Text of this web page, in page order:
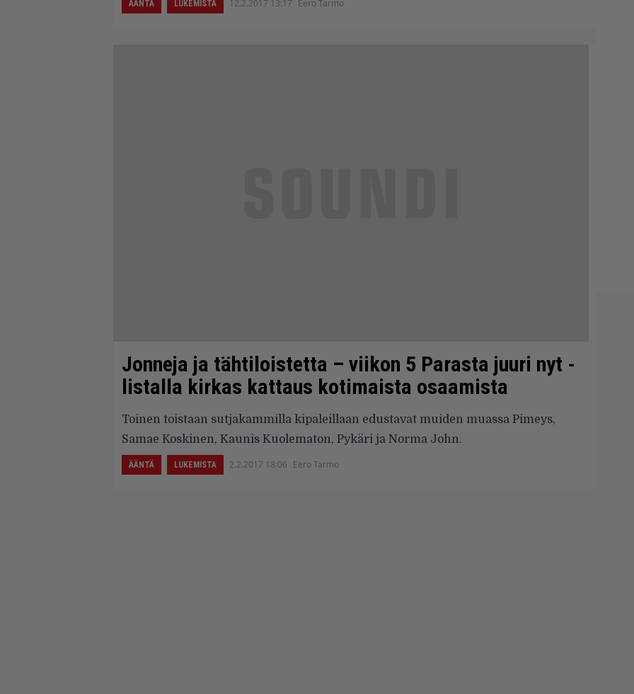
ÄÄNTÄ LUKEMISTA 12.2.2017 13:17 Eero Tarmo
Jonneja ja tähtiloistetta – viikon 5 Parasta juuri nyt -
listalla kirkas kattaus kotimaista osaamista
Toinen toistaan sutjakammilla kipaleillaan edustavat muiden muassa Pimeys,
Samae Koskinen, Kaunis Kuolematon, Pykäri ja Norma John.
ÄÄNTÄ LUKEMISTA 2.2.2017 18:06 Eero Tarmo